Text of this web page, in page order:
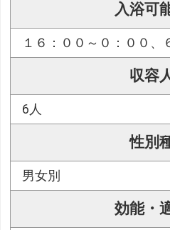
入浴可
１６：００～０：００、
収容
6人
性別
男女別
効能・